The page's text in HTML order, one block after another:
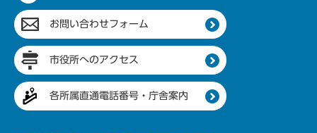
お問い合わせフォーム
市役所へのアクセス
各所属直通電話番号・庁舎案内